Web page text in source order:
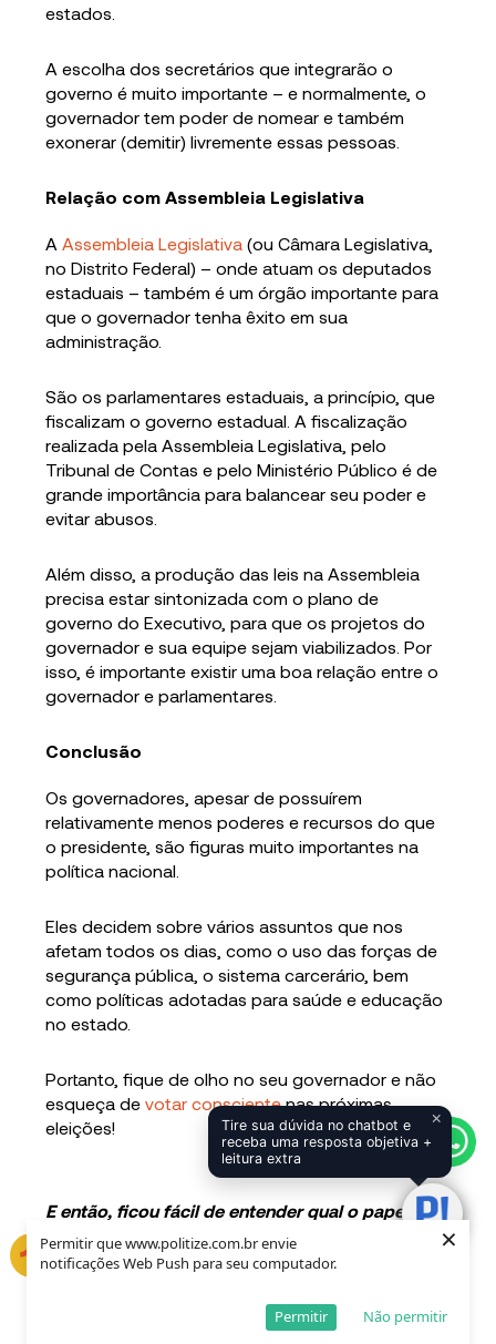
Permitir que www.politize.com.br envie
notificações Web Push para seu computador.
Não permitir
Permitir
×
estados.
A escolha dos secretários que integrarão o
governo é muito importante – e normalmente, o
governador tem poder de nomear e também
exonerar (demitir) livremente essas pessoas.
Relação com Assembleia Legislativa
AAssembleia Legislativa (ou Câmara Legislativa,
no Distrito Federal) – onde atuam os deputados
estaduais – também é um órgão importante para
que o governador tenha êxito em sua
administração.
São os parlamentares estaduais, a princípio, que
fiscalizam o governo estadual. A fiscalização
realizada pela Assembleia Legislativa, pelo
Tribunal de Contas e pelo Ministério Público é de
grande importância para balancear seu poder e
evitar abusos.
Além disso, a produção das leis na Assembleia
precisa estar sintonizada com o plano de
governo do Executivo, para que os projetos do
governador e sua equipe sejam viabilizados. Por
isso, é importante existir uma boa relação entre o
governador e parlamentares.
Conclusão
Os governadores, apesar de possuírem
relativamente menos poderes e recursos do que
o presidente, são figuras muito importantes na
política nacional.
Eles decidem sobre vários assuntos que nos
afetam todos os dias, como o uso das forças de
segurança pública, o sistema carcerário, bem
como políticas adotadas para saúde e educação
no estado.
Portanto, fique de olho no seu governador e não
esqueça devotar conscientenas próximas
eleições!
E então, ficou fácil de entender qual o papel de
um governador? Se ficou alguma dúvida, deixe
nos comentários!
Tire sua dúvida no chatbot e
receba uma resposta objetiva +
leitura extra
×